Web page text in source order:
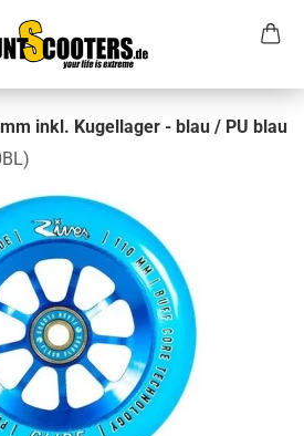
inkl. Kugellager - blau / PU blau
)